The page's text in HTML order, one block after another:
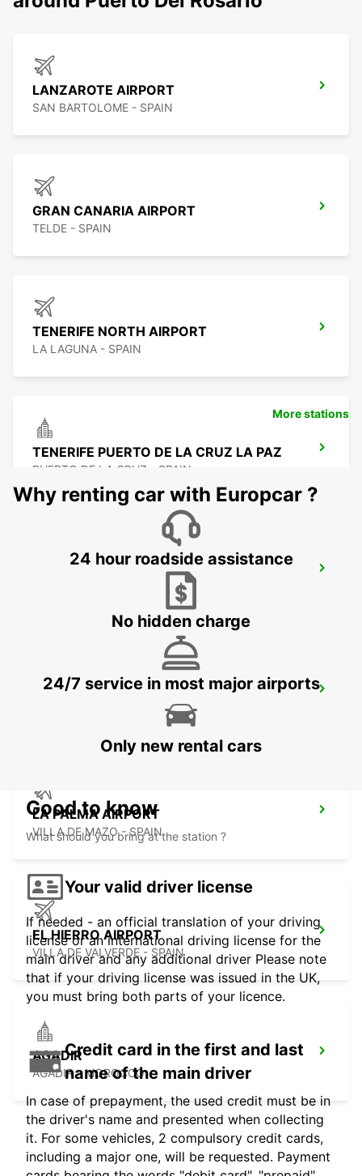
LANZAROTE AIRPORT
SAN BARTOLOME - SPAIN
GRAN CANARIA AIRPORT
TELDE - SPAIN
TENERIFE NORTH AIRPORT
LA LAGUNA - SPAIN
TENERIFE PUERTO DE LA CRUZ LA PAZ
PUERTO DE LA CRUZ - SPAIN
TENERIFE SOUTH AIRPORT
TENERIFE PLAYA LAS AMERICAS
LA PALMA AIRPORT
VILLA DE MAZO - SPAIN
EL HIERRO AIRPORT
VILLA DE VALVERDE - SPAIN
AGADIR
AGADIR - MOROCCO
More stations
Why renting car with Europcar ?
24 hour roadside assistance
No hidden charge
24/7 service in most major airports
Only new rental cars
Good to know
What should you bring at the station ?
Your valid driver license
If needed - an official translation of your driving
license or an international driving license for the
main driver and any additional driver Please note
that if your driving license was issued in the UK,
you must bring both parts of your licence.
Credit card in the first and last
name of the main driver
In case of prepayment, the used credit must be in
the driver's name and presented when collecting
it. For some vehicles, 2 compulsory credit cards,
including a major one, will be requested. Payment